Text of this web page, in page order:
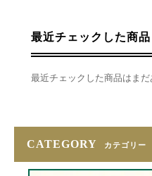
最近チェックした商品
最近チェックした商品はまだ
CATEGORY カテゴリー